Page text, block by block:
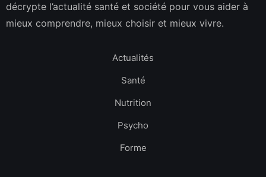
décrypte l’actualité santé et société pour vous aider à
mieux comprendre, mieux choisir et mieux vivre.
Actualités
Santé
Nutrition
Psycho
Forme